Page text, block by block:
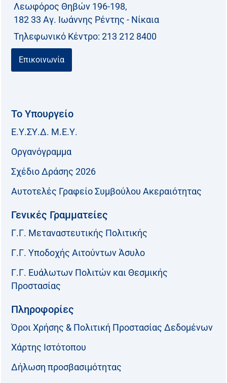
Λεωφόρος Θηβών 196-198,
182 33 Aγ. Ιωάννης Ρέντης - Νίκαια
Τηλεφωνικό Kέντρο: 213 212 8400
Επικοινωνία
Το Υπουργείο
Ε.Υ.ΣΥ.Δ. Μ.Ε.Υ.
Οργανόγραμμα
Σχέδιο Δράσης 2026
Αυτοτελές Γραφείο Συμβούλου Ακεραιότητας
Γενικές Γραμματείες
Γ.Γ. Μεταναστευτικής Πολιτικής
Γ.Γ. Υποδοχής Αιτούντων Άσυλο
Γ.Γ. Ευάλωτων Πολιτών και Θεσμικής
Προστασίας
Πληροφορίες
Όροι Χρήσης & Πολιτική Προστασίας Δεδομένων
Χάρτης Ιστότοπου
Δήλωση προσβασιμότητας